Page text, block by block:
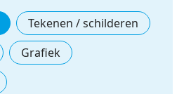
Tekenen / schilderen
Grafiek